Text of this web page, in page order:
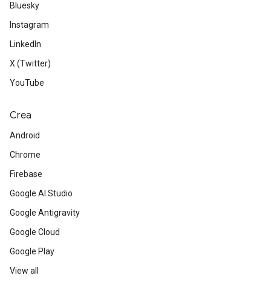
Bluesky
Instagram
LinkedIn
X (Twitter)
YouTube
Crea
Android
Chrome
Firebase
Google AI Studio
Google Antigravity
Google Cloud
Google Play
View all